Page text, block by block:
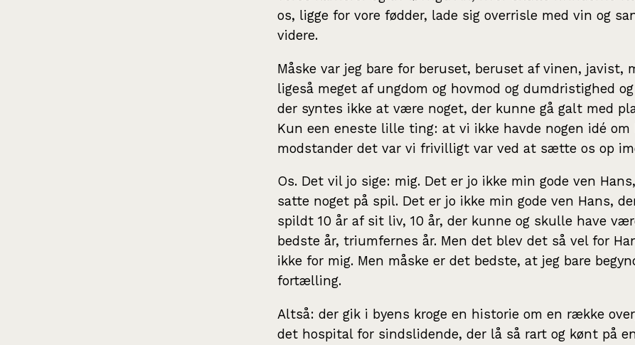
os, ligge for vore fødder, lade sig overrisle med vin og
videre.
Måske var jeg bare for beruset, beruset af vinen, javist,
ligeså meget af ungdom og hovmod og dumdristighed og
der syntes ikke at være noget, der kunne gå galt med
Kun een eneste lille ting: at vi ikke havde nogen idé om
modstander det var vi frivilligt var ved at sætte os op
Os. Det vil jo sige: mig. Det er jo ikke min gode ven
satte noget på spil. Det er jo ikke min gode ven Hans,
spildt 10 år af sit liv, 10 år, der kunne og skulle have
bedste år, triumfernes år. Men det blev det så vel for
ikke for mig. Men måske er det bedste, at jeg bare
fortælling.
Altså: der gik i byens kroge en historie om en række
det hospital for sindslidende, der lå så rart og kønt på